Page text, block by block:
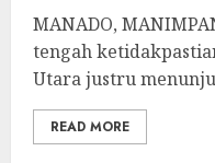
MANADO,
tengah
Utara justru
READ MORE